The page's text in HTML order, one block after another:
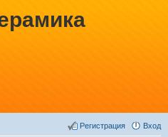
Вход
Регистрация